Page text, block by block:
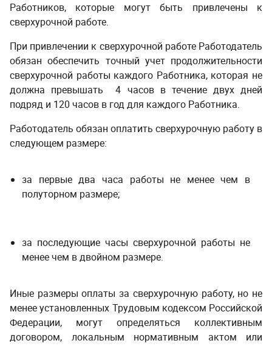
Работников, которые могут быть привлечены к
сверхурочной работе.
При привлечении к сверхурочной работе Работодатель
обязан обеспечить точный учет продолжительности
сверхурочной работы каждого Работника, которая не
должна превышать 4 часов в течение двух дней
подряд и 120 часов в год для каждого Работника.
Работодатель обязан оплатить сверхурочную работу в
следующем размере:
за первые два часа работы не менее чем в
полуторном размере;
за последующие часы сверхурочной работы не
менее чем в двойном размере.
Иные размеры оплаты за сверхурочную работу, но не
менее установленных Трудовым кодексом Российской
Федерации, могут определяться коллективным
договором, локальным нормативным актом или